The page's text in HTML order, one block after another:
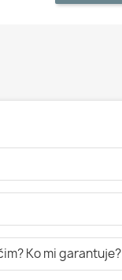
Ko mi garantuje?